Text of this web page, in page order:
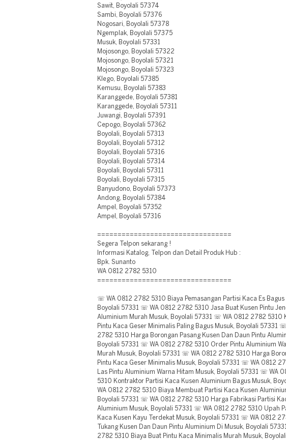
Sawit, Boyolali 57374
Sambi, Boyolali 57376
Nogosari, Boyolali 57378
Ngemplak, Boyolali 57375
Musuk, Boyolali 57331
Mojosongo, Boyolali 57322
Mojosongo, Boyolali 57321
Mojosongo, Boyolali 57323
Klego, Boyolali 57385
Kemusu, Boyolali 57383
Karanggede, Boyolali 57381
Karanggede, Boyolali 57311
Juwangi, Boyolali 57391
Cepogo, Boyolali 57362
Boyolali, Boyolali 57313
Boyolali, Boyolali 57312
Boyolali, Boyolali 57316
Boyolali, Boyolali 57314
Boyolali, Boyolali 57311
Boyolali, Boyolali 57315
Banyudono, Boyolali 57373
Andong, Boyolali 57384
Ampel, Boyolali 57352
Ampel, Boyolali 57316
=================================
Segera Telpon sekarang !
Informasi Katalog, Telpon dan Detail Produk Hub :
Bpk. Sunanto
WA 0812 2782 5310
=================================
☏ WA 0812 2782 5310 Biaya Pemasangan Partisi Kaca Es Bagus
Boyolali 57331 ☏ WA 0812 2782 5310 Jasa Buat Kusen Pintu
Aluminium Murah Musuk, Boyolali 57331 ☏ WA 0812 2782 5310
Pintu Kaca Geser Minimalis Paling Bagus Musuk, Boyolali 57331
2782 5310 Harga Borongan Pasang Kusen Dan Daun Pintu
Boyolali 57331 ☏ WA 0812 2782 5310 Order Pintu Aluminium
Murah Musuk, Boyolali 57331 ☏ WA 0812 2782 5310 Harga
Pintu Kaca Geser Minimalis Musuk, Boyolali 57331 ☏ WA 0812
Las Pintu Aluminium Warna Hitam Musuk, Boyolali 57331 ☏ WA
5310 Kontraktor Partisi Kaca Kusen Aluminium Bagus Musuk,
WA 0812 2782 5310 Biaya Membuat Partisi Kaca Kusen
Boyolali 57331 ☏ WA 0812 2782 5310 Harga Fabrikasi Partisi
Aluminium Musuk, Boyolali 57331 ☏ WA 0812 2782 5310 Upah
Kaca Kusen Kayu Terdekat Musuk, Boyolali 57331 ☏ WA 0812
Tukang Kusen Dan Daun Pintu Aluminium Di Musuk, Boyolali
2782 5310 Biaya Buat Pintu Kaca Minimalis Murah Musuk,